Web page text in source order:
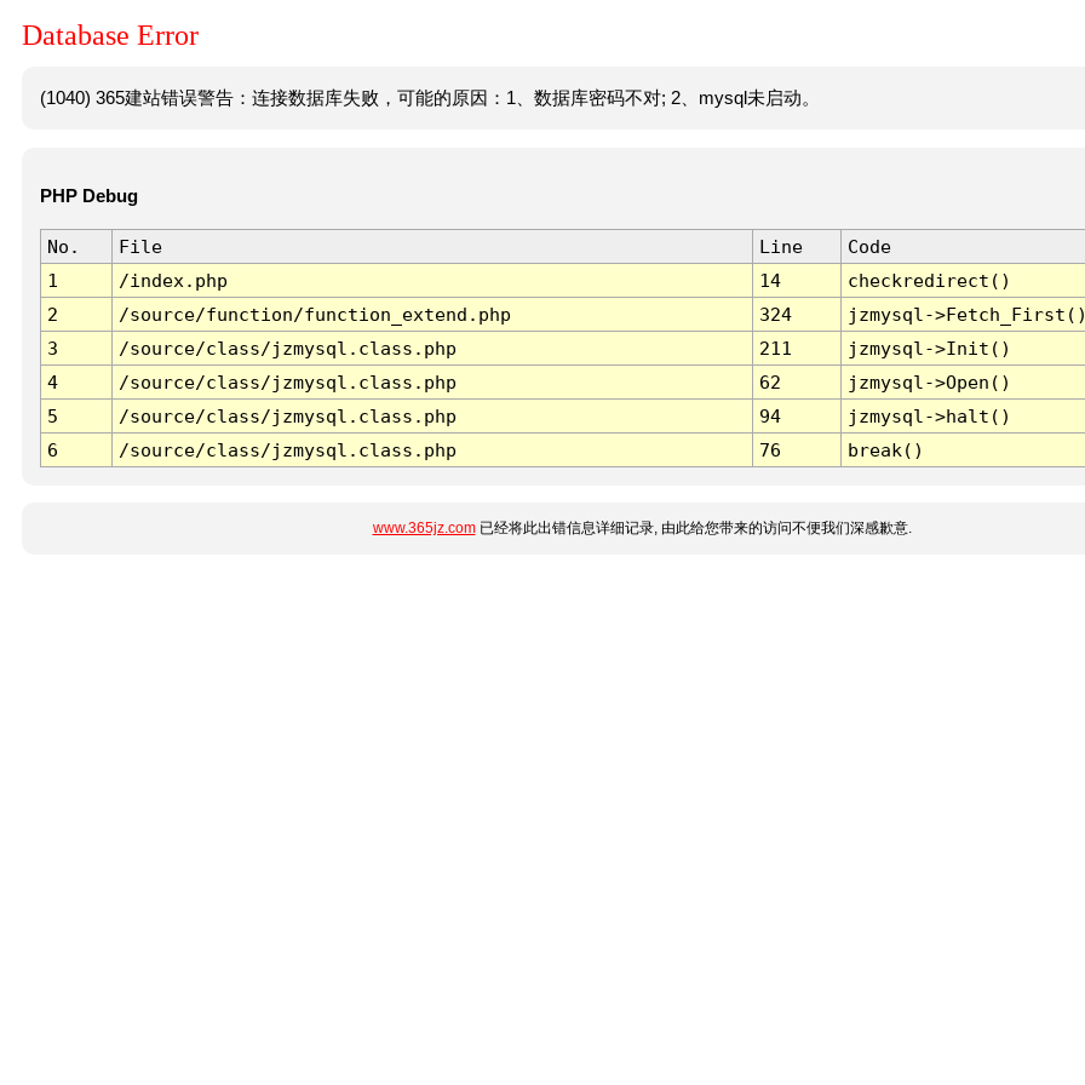
Database Error
(1040) 365建站错误警告：连接数据库失败，可能的原因：1、数据库密码不对; 2、mysql未启动。
PHP Debug
No. File Line
Code
1
/index.php 14
checkredirect()
2
/source/function/function_extend.php 324
jzmysql-
3
/source/class/jzmysql.class.php 211
jzmysql->Init()
4
/source/class/jzmysql.class.php 62
jzmysql->Open()
5
/source/class/jzmysql.class.php 94
jzmysql->halt()
6
/source/class/jzmysql.class.php 76 break()
www.365jz.com已经将此出错信息详细记录, 由此给您带来的访问不便我们深感歉意.